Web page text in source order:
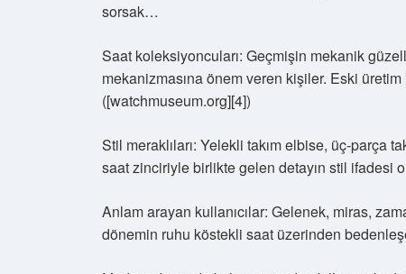
sorsak…
Saat koleksiyoncuları: Geçmişin mekanik
mekanizmasına önem veren kişiler. Eski
([watchmuseum.org][4])
Stil meraklıları: Yelekli takım elbise, üç‑parça
saat zinciriyle birlikte gelen detayın stil ifadesi
Anlam arayan kullanıcılar: Gelenek, miras,
dönemin ruhu köstekli saat üzerinden